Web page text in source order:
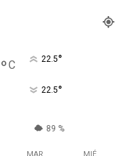
°C 22.5°
22.5°
89 %